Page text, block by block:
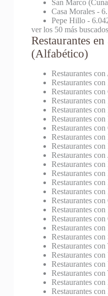
San Marco
Casa Morales-
Pepe Hillo-
ver los 50 más buscados
Restaurantes
(Alfabético)
Restaurantes con
Restaurantes con
Restaurantes con
Restaurantes con
Restaurantes con
Restaurantes con
Restaurantes con
Restaurantes con
Restaurantes con
Restaurantes con
Restaurantes con
Restaurantes con
Restaurantes
Restaurantes con
Restaurantes con
Restaurantes con
Restaurantes con
Restaurantes con
Restaurantes con
Restaurantes con
Restaurantes con
Restaurantes con
Restaurantes con
Restaurantes con
Restaurantes